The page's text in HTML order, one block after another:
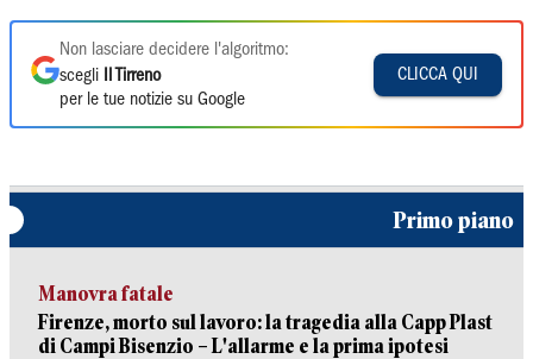
Non lasciare decidere l'algoritmo:
scegli
Il Tirreno
per le tue notizie su Google
CLICCA QUI
Primo piano
Manovra fatale
Firenze, morto sul lavoro: la tragedia alla Capp Plast
di Campi Bisenzio – L'allarme e la prima ipotesi